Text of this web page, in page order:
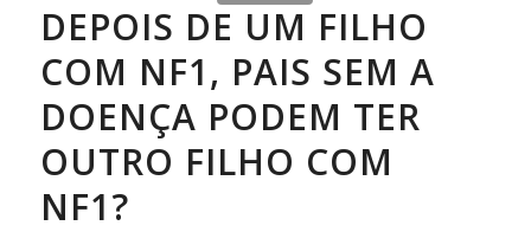
DEPOIS DE UM FILHO
COM NF1, PAIS SEM A
DOENÇA PODEM TER
OUTRO FILHO COM
NF1?